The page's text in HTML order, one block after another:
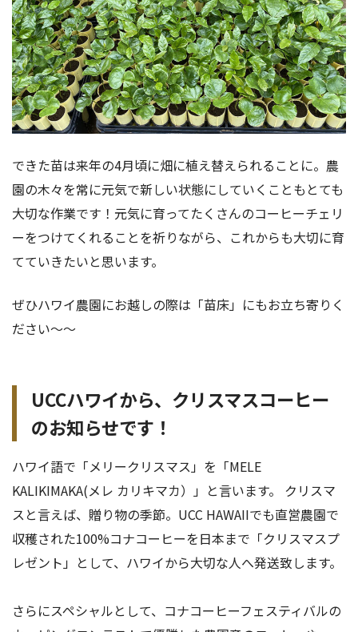
できた苗は来年の4月頃に畑に植え替えられることに。農
園の木々を常に元気で新しい状態にしていくこともとても
大切な作業です！元気に育ってたくさんのコーヒーチェリ
ーをつけてくれることを祈りながら、これからも大切に育
てていきたいと思います。
ぜひハワイ農園にお越しの際は「苗床」にもお立ち寄りく
ださい～～
UCCハワイから、クリスマスコーヒー
のお知らせです！
ハワイ語で「メリークリスマス」を「MELE
KALIKIMAKA(メレ カリキマカ）」と言います。 クリスマ
スと言えば、贈り物の季節。UCC HAWAIIでも直営農園で
収穫された100%コナコーヒーを日本まで「クリスマスプ
レゼント」として、ハワイから大切な人へ発送致します。
さらにスペシャルとして、コナコーヒーフェスティバルの